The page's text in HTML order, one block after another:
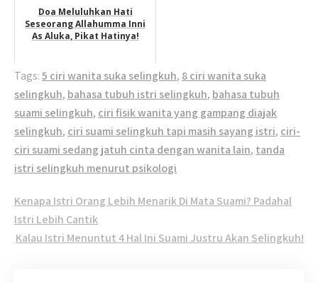
Doa Meluluhkan Hati
Seseorang Allahumma Inni
As Aluka, Pikat Hatinya!
Tags:5 ciri wanita suka selingkuh, 8 ciri wanita suka
selingkuh, bahasa tubuh istri selingkuh, bahasa tubuh
suami selingkuh, ciri fisik wanita yang gampang diajak
selingkuh, ciri suami selingkuh tapi masih sayang istri, ciri-
ciri suami sedang jatuh cinta dengan wanita lain, tanda
istri selingkuh menurut psikologi
Post
navigation
Kenapa Istri Orang Lebih Menarik Di Mata Suami? Padahal
Istri Lebih Cantik
Kalau Istri Menuntut 4 Hal Ini Suami Justru Akan Selingkuh!